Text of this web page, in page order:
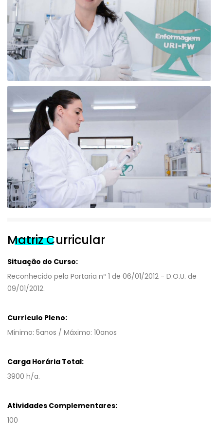
Matriz Curricular
Situação do Curso:
Reconhecido pela Portaria nº 1 de 06/01/2012 - D.O.U. de
09/01/2012.
Currículo Pleno:
Mínimo: 5anos / Máximo: 10anos
Carga Horária Total:
3900 h/a.
Atividades Complementares:
100